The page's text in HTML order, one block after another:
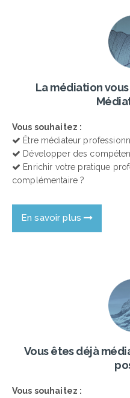
La médiation
Vous souhaitez :
Être médiateur
Développer des
Enrichir votre pratique
complémentaire ?
En savoir plus
Vous êtes déjà
Vous souhaitez :